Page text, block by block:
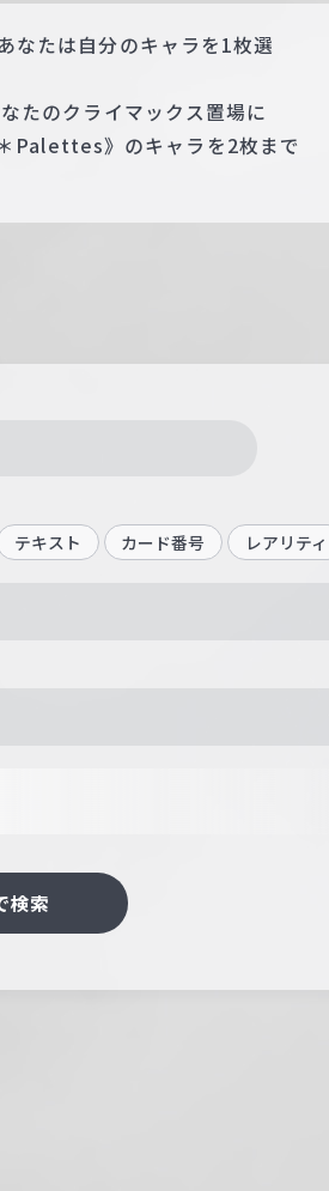
なたは自分のキャラを1枚選
たのクライマックス置場に
Palettes》のキャラを2枚まで
テキスト カード番号 レアリティ
検索